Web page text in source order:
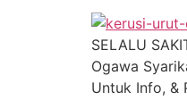
SELALU
Ogawa
Untuk Info, &